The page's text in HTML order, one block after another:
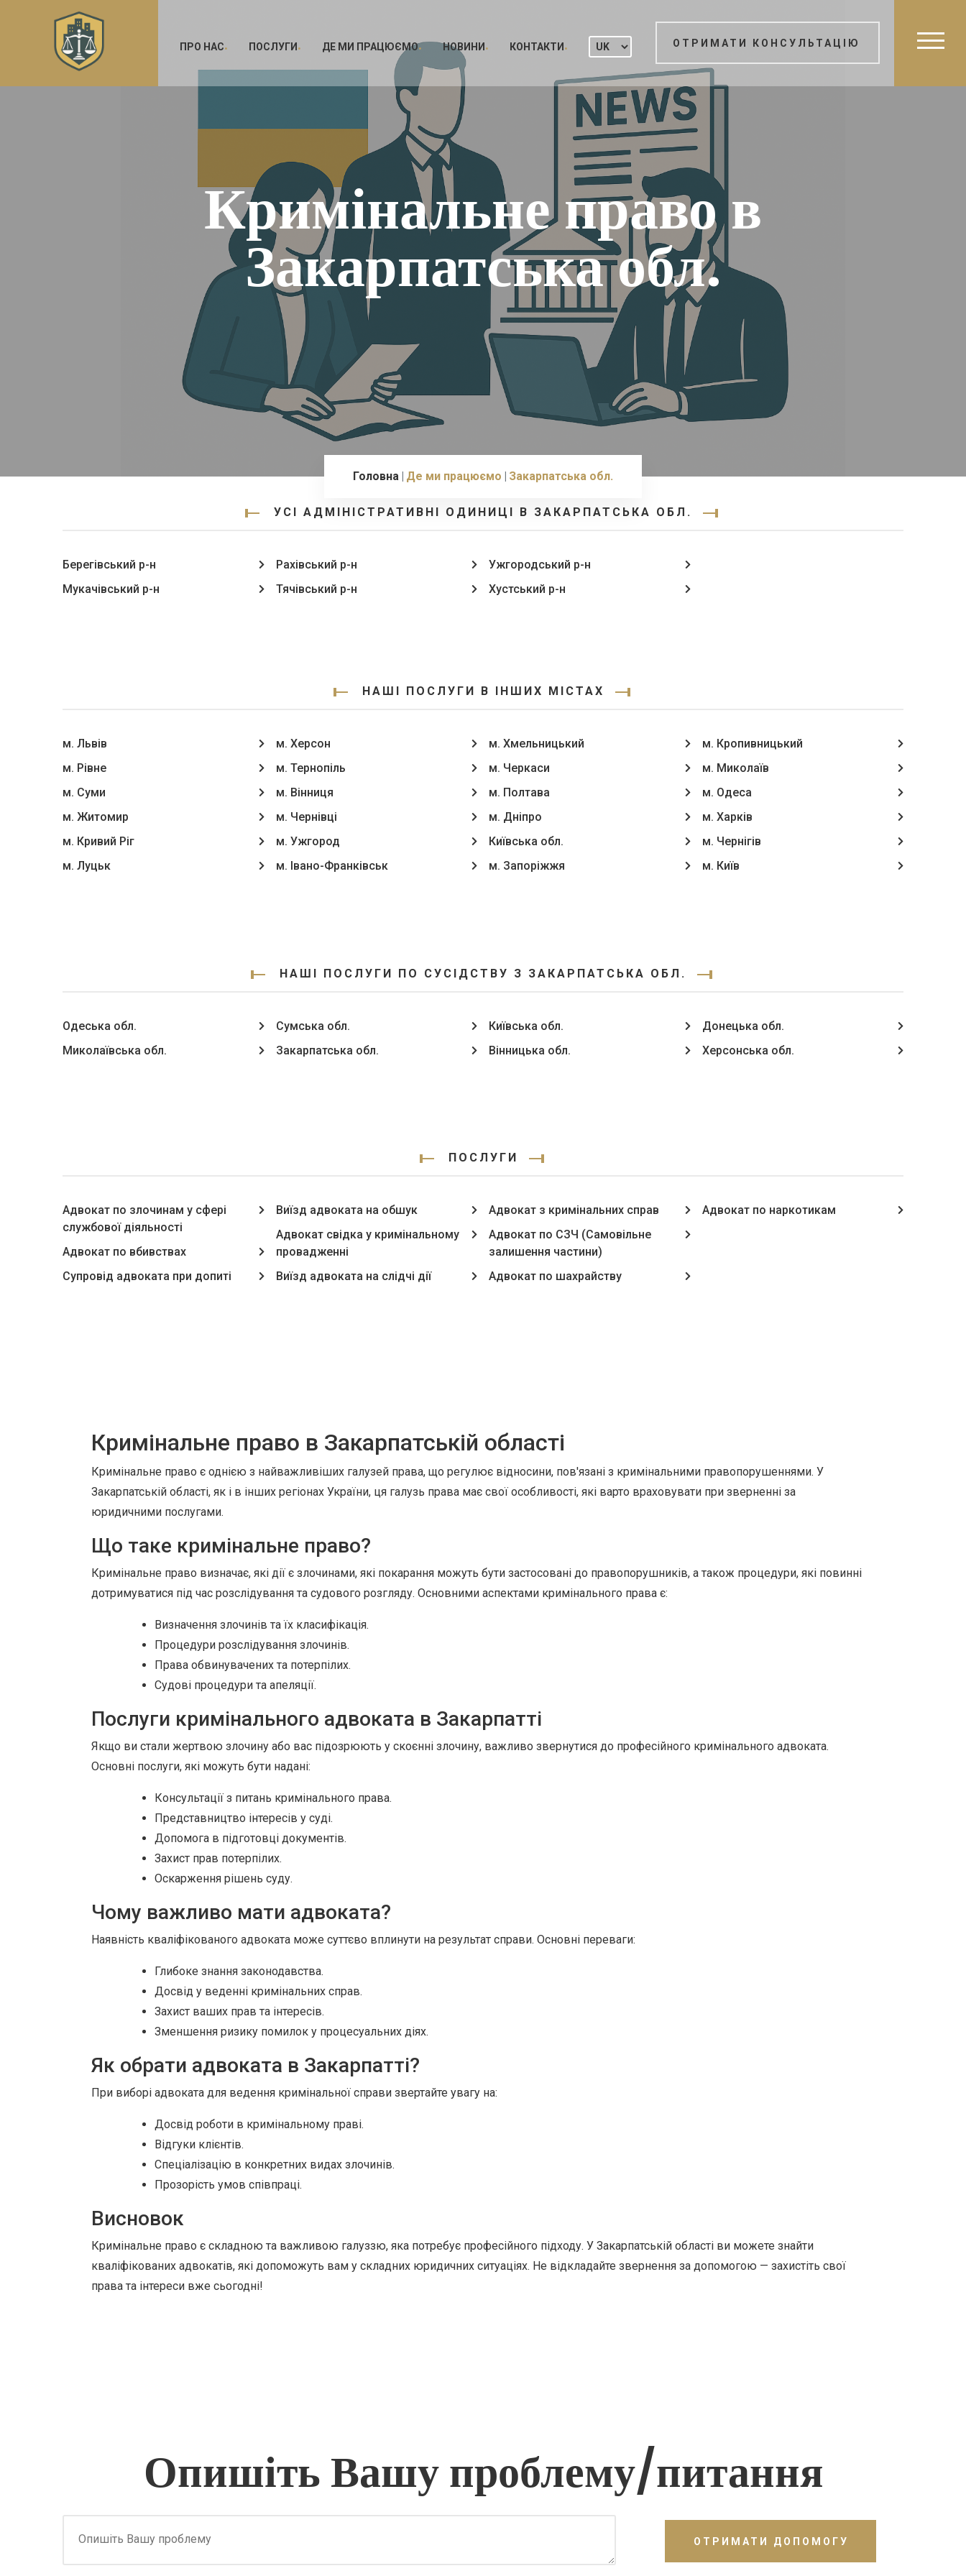
ПРО НАС ПОСЛУГИ ДЕ МИ ПРАЦЮЄМО НОВИНИ КОНТАКТИ ОТРИМАТИ КОНСУЛЬТАЦІЮ
Кримінальне право в
Закарпатська обл.
Головна Де ми працюємо Закарпатська обл.
УСІ АДМІНІСТРАТИВНІ ОДИНИЦІ В ЗАКАРПАТСЬКА ОБЛ.
Берегівський р-н
Мукачівський р-н
Рахівський р-н
Тячівський р-н
Ужгородський р-н
Хустський р-н
НАШІ ПОСЛУГИ В ІНШИХ МІСТАХ
м. Львів
м. Рівне
м. Суми
м. Житомир
м. Кривий Ріг
м. Луцьк
м. Херсон
м. Тернопіль
м. Вінниця
м. Чернівці
м. Ужгород
м. Івано-Франківськ
м. Хмельницький
м. Черкаси
м. Полтава
м. Дніпро
Київська обл.
м. Запоріжжя
м. Кропивницький
м. Миколаїв
м. Одеса
м. Харків
м. Чернігів
м. Київ
НАШІ ПОСЛУГИ ПО СУСІДСТВУ З ЗАКАРПАТСЬКА ОБЛ.
Одеська обл.
Миколаївська обл.
Сумська обл.
Закарпатська обл.
Київська обл.
Вінницька обл.
Донецька обл.
Херсонська обл.
ПОСЛУГИ
Адвокат по злочинам у сфері
службової діяльності
Адвокат по вбивствах
Супровід адвоката при допиті
Виїзд адвоката на обшук
Адвокат свідка у кримінальному
провадженні
Виїзд адвоката на слідчі дії
Адвокат з кримінальних справ
Адвокат по СЗЧ (Самовільне
залишення частини)
Адвокат по шахрайству
Адвокат по наркотикам
Кримінальне право в Закарпатській області
Кримінальне право є однією з найважливіших галузей права, що регулює відносини, пов'язані з кримінальними правопорушеннями. У
Закарпатській області, як і в інших регіонах України, ця галузь права має свої особливості, які варто враховувати при зверненні за
юридичними послугами.
Що таке кримінальне право?
Кримінальне право визначає, які дії є злочинами, які покарання можуть бути застосовані до правопорушників, а також процедури, які повинні
дотримуватися під час розслідування та судового розгляду. Основними аспектами кримінального права є:
Визначення злочинів та їх класифікація.
Процедури розслідування злочинів.
Права обвинувачених та потерпілих.
Судові процедури та апеляції.
Послуги кримінального адвоката в Закарпатті
Якщо ви стали жертвою злочину або вас підозрюють у скоєнні злочину, важливо звернутися до професійного кримінального адвоката.
Основні послуги, які можуть бути надані:
Консультації з питань кримінального права.
Представництво інтересів у суді.
Допомога в підготовці документів.
Захист прав потерпілих.
Оскарження рішень суду.
Чому важливо мати адвоката?
Наявність кваліфікованого адвоката може суттєво вплинути на результат справи. Основні переваги:
Глибоке знання законодавства.
Досвід у веденні кримінальних справ.
Захист ваших прав та інтересів.
Зменшення ризику помилок у процесуальних діях.
Як обрати адвоката в Закарпатті?
При виборі адвоката для ведення кримінальної справи звертайте увагу на:
Досвід роботи в кримінальному праві.
Відгуки клієнтів.
Спеціалізацію в конкретних видах злочинів.
Прозорість умов співпраці.
Висновок
Кримінальне право є складною та важливою галуззю, яка потребує професійного підходу. У Закарпатській області ви можете знайти
кваліфікованих адвокатів, які допоможуть вам у складних юридичних ситуаціях. Не відкладайте звернення за допомогою — захистіть свої
права та інтереси вже сьогодні!
Опишіть Вашу проблему/питання
ОТРИМАТИ ДОПОМОГУ